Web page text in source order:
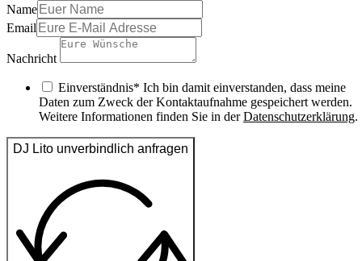
Name
Email
Nachricht
Einverständnis* Ich bin damit einverstanden, dass meine
Daten zum Zweck der Kontaktaufnahme gespeichert werden.
Weitere Informationen finden Sie in derDatenschutzerklärung.
DJ Lito unverbindlich anfragen